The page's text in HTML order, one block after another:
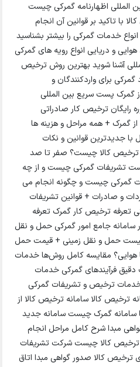
اظهارنامه گمرکی چیست
با تاکید بر قوانین آن انجام
خدمات گمرکی را بیشتر بشناسید
و دریایی انواع رویه های گمرکی
آشنا شوید بهترین روش ترخیص
برای واردکنندگان و
گمرک پست سریع بین المللی
رایگان ترخیص کار صادراتی
گمرک + همه مراحل و هزینه ها
با جدیدترین قوانین و نکات
ترخیص کالا چیست؟ صفر تا صد
تشریفات گمرکی چیست و از چه
گمرکی چیست و چگونه انجام می
و صادرات + قوانین تشریفات
تعرفه ترخیص کار گمرک تعرفه
سامانه جامع امور گمرکی حمل و نقل
حمل و نقل زمینی + قیمت حمل
هوایی؟ مقایسه کامل روش‌ها خدمات
دقیق فرآیندهای گمرکی خدمات
ترخیص و تشریفات گمرکی
ترخیص کالا سامانه ترخیص کالا از
سامانه گمرک چیست سامانه جدید
مبدا شرح کامل مراحل انجام
ترخیص کالا چیست شرکت تشریفات
کالا صدور گواهی مبدا اتاق